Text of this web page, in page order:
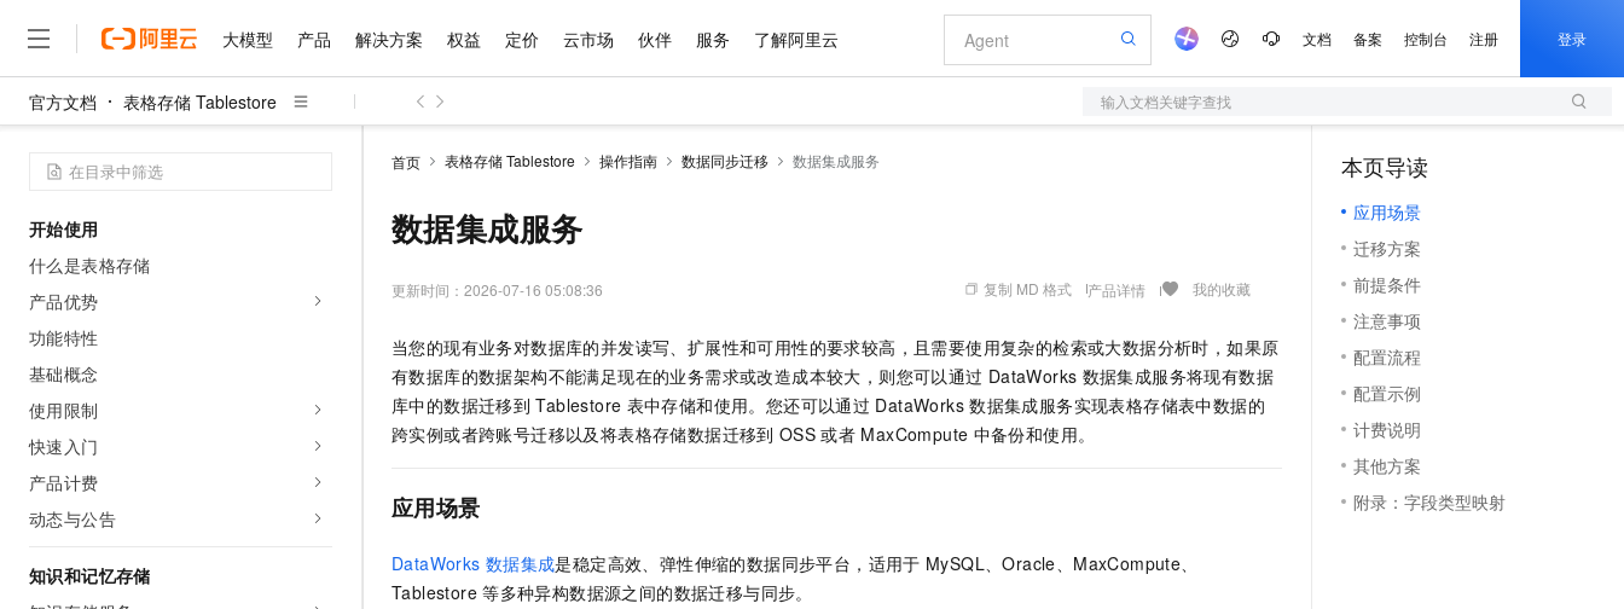
大模型 产品 解决方案 权益 定价 云市场 伙伴 服务 了解阿里云 文档 备案 控制台 注册 登录
官方文档 表格存储 Tablestore 输入文档关键字查找
开始使用
什么是表格存储
产品优势
功能特性
基础概念
使用限制
快速入门
产品计费
动态与公告
知识和记忆存储
首页 表格存储 Tablestore 操作指南 数据同步迁移 数据集成服务
数据集成服务
更新时间： 2026-07-16 05:08:36 复制 MD 格式 产品详情 我的收藏
当您的现有业务对数据库的并发读写、扩展性和可用性的要求较高，且需要使用复杂的检索或大数据分析时，如果原
有数据库的数据架构不能满足现在的业务需求或改造成本较大，则您可以通过 DataWorks 数据集成服务将现有数据
库中的数据迁移到 Tablestore 表中存储和使用。您还可以通过 DataWorks 数据集成服务实现表格存储表中数据的
跨实例或者跨账号迁移以及将表格存储数据迁移到 OSS 或者 MaxCompute 中备份和使用。
应用场景
DataWorks 数据集成是稳定高效、弹性伸缩的数据同步平台，适用于 MySQL、Oracle、MaxCompute、
Tablestore 等多种异构数据源之间的数据迁移与同步。
本页导读
应用场景
迁移方案
前提条件
注意事项
配置流程
配置示例
计费说明
其他方案
附录：字段类型映射
大模型
千问AI平台
Qwen3.8-Max HOT
智能体时代全能旗舰模型
Qwen3.7-Plus
Qwen3-VL-Plus
Kimi-K3 NEW
Kimi 最新旗舰模型，长程编程与推理利器
Deepseek-v4-pro
HappyHorse-1.1-T2V
让文字生成流畅细腻的高质量视频
HappyHorse-1.1-I2V
语音识别与合成
Qwen3-TTS-Flash
产品
精选产品
计算
容器
存储
网络与CDN
安全
精选产品
大模型服务与应用平台
多元化、高性能、安全可靠的大模型服务
无影云电脑
随时随地安全接入的云上超级电脑
云解析DNS
覆盖公网/内网、递归/权威、移动APP等全场景解析服务
面向分析的企业级SaaS模式云数据仓库
人工智能平台 PAI 大模型
一站式AI开发、训练和推理服务
Qoder CN
基于千问大模型等，支持代码智能生成、研发智能问答
全托管，含MySQL、PostgreSQL、SQL Server、MariaDB多引擎
Qoder
面向真实软件的智能体编程平台
云原生数据库 PolarDB
轻量应用服务器
数字证书管理服务（原SSL证书）
实现全站HTTPS，呈现可信的WEB访问
短信服务
大数据开发治理平台 DataWorks
解决方案
精选解决方案
互联网应用开发
大数据
安全
网络
精选解决方案
上传文档即自动完成翻译和格式还原
Hermes Agent，打造自进化智能体
自主进化，持久记忆，越用越聪明
快速拥有专属 OpenClaw
让AI从“聊天伙伴”进化为能干活的“数字员工”
5 分钟轻松部署专属 QwenPaw
从聊天伙伴进化为能主动干活的本地数字员工
Claude Code + GStack 打造工程团队
安装技能 GStack，拥有专属 AI 工程团队
一键购买专属联机服务器，轻松开启游戏
高效搭建 AI 智能体与工作流应用
通过阿里云百炼高效搭建AI应用,助力高效开发
低代码高效构建企业门户网站
Agency Agents：拥有专属领域专家
HappyHorse 打造一站式影视创作平台
漫剧工坊：一站式动画创作平台
快速生产连贯的高质量长漫剧
10 分钟搭建微信、支付宝小程序
高效部署网站，快速应用到小程序
权益 普惠上云
云服务器38元/年起，超值低价云产品抢先购
推荐新用户得奖励，单订单最高返9万
云工开物
高校专属算力普惠，学生认证享300元代金券
免费试用
最高领取价值200元试用点，立即开启云上创新
AI 产品 免费试用
1亿+ 大模型 tokens 和 30+ 款产品免费体验
AI 特惠
Token Plan 模型订阅计划 NEW
Qwen3.8-Max 首发尝鲜，限时加量 10 倍，夜间低至2折
千问办公，限时限量积分加倍 NEW
你的AI工作搭子，覆盖日常办公高频场景
Night Plan 支持 Qwen 3.8-Max NEW
夜间 5 折，Qwen/Meoo/TokenPlan 客户专享
AI 场景体验
从图文生成到视频创作，一键激活电商全链路生产力
AI 广告创作
图文、视频一站生成，高效打造优质广告素材
AI 建站
0 代码专业建站，无忧落地极速上线
AI 办公
AI 活动
AI 生产力先锋
先锋实践拓展 AI 生产力的边界
飞天发布时刻
所见，即是所愿
AI 实训营
从基础到进阶，Agent 创客手把手教你
创新加速
覆盖90%+业务场景，专享组合折扣价
定价 产品定价
了解云产品的定价详情
云上成本管理
管理和优化成本
价格计算器
自助选配和估算价格
配置报价器
阿里云 OPC 创新助力计划
Token 补贴，五大权
益加速 OPC 成功
云市场 精选商城
多端小程序
观测云
Tuya 物联网平台阿里云版
蓝凌 OA
电子合同
Tableau 订阅
数据与 API
OCR 文字识别
发票查验
天气预报查询
企业应用
基础软件
JAVA
全能环境
操作系统
Red Hat
专业服务
公司注册
上云迁移
代维服务
伙伴 成为销售伙伴
咨询伙伴
销售伙伴合作计划
无影生态合作计划
Salesforce On Alibaba Cloud
Consulting Partner 合作计划
成为产品伙伴 产品伙伴合作计划
云网络合作计划
Salesforce On Alibaba Cloud ISV 合作
计划
服务伙伴合作计划
Al MaaS 服务伙伴赋能合作
伙伴信用分合作计划
更多支持
合作伙伴培训与认证
查询合作伙伴
登录合作伙伴管理后台
服务 售前咨询
售后服务
自助服务
在线服务
工单服务
短信专区
企业增值服务
企业成长
服务实践
创新中心
阿里云认证
信息公告
官网公告
健康状态
开发者社区
镜像站
我要反馈
我要建议
我要投诉
了解阿里云 为什么选择阿里云
技术领先
分析师报告
研究报告与白皮书
AI 算法大赛
云开发大赛
最佳实践
看见新力量
金融模力时刻
客户案例
市场活动
魔搭 ModelScope
魔搭 ModelScope
云工开物
加入我们
校园招聘